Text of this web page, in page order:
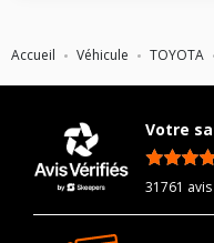
Accueil Véhicule TOYOTA
Votre
31761